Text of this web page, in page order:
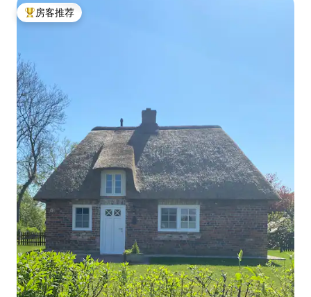
热门「房客推荐」
房客推荐